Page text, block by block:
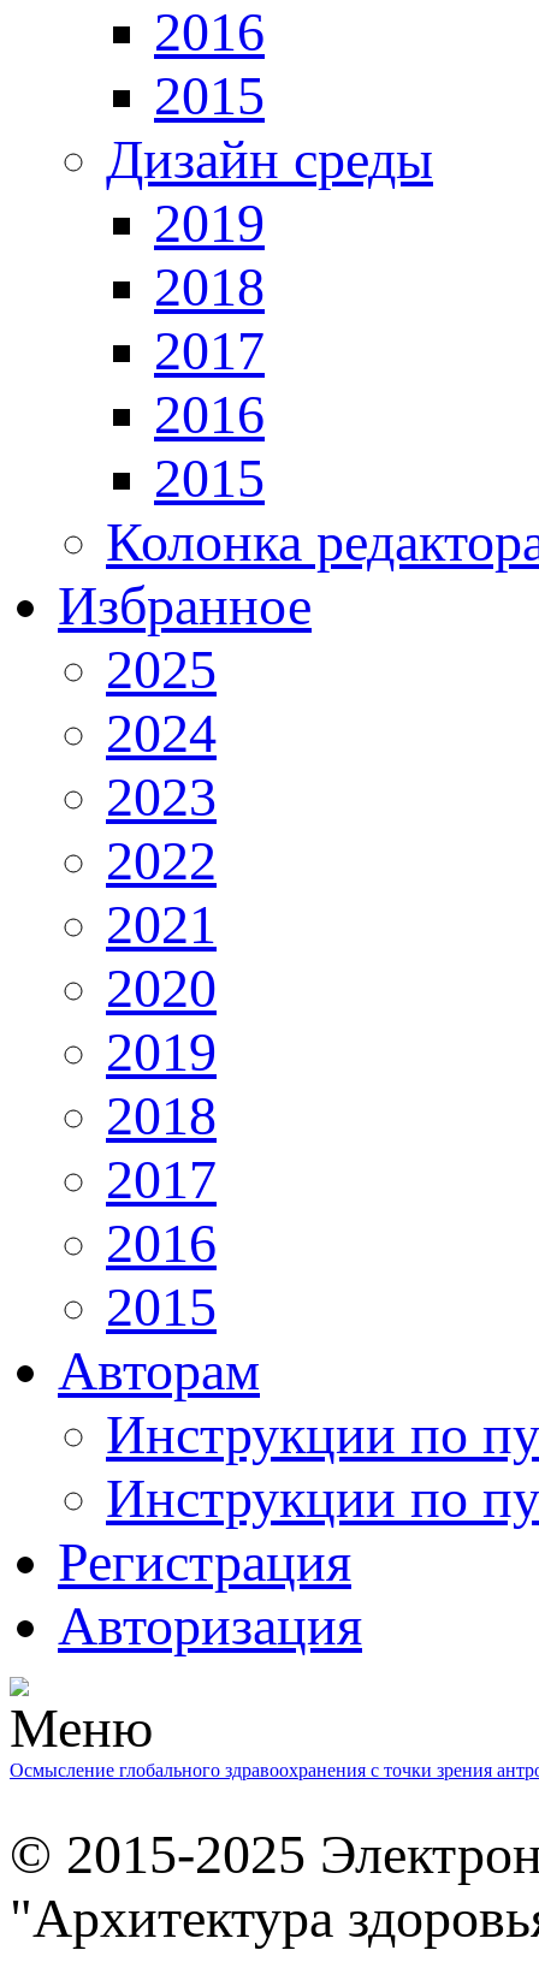
2016
2015
Дизайн среды
2019
2018
2017
2016
2015
Колонка
Избранное
2025
2024
2023
2022
2021
2020
2019
2018
2017
2016
2015
Авторам
Инструкции по
Инструкции по
Регистрация
Авторизация
Осмысление глобального здравоохранения с точки зрения
© 2015-2025
"Архитектура